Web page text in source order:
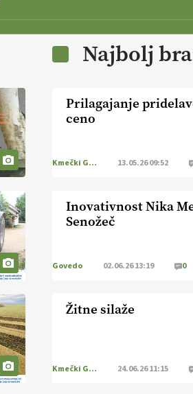
Najbolj
Prilagajanje
ceno
Kmečki Glas 13.05.26 09:52
Inovativnost Nika
Senožeč
Govedo 02.06.26 13:19 0
Žitne silaže
Kmečki Glas 24.06.26 11:15